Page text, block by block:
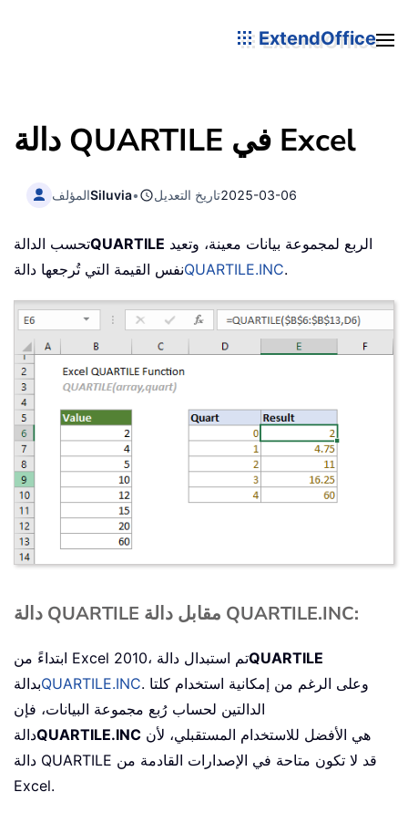
ExtendOffice
دالة QUARTILE في Excel
المؤلفSiluvia• تاريخ التعديل2025-03-06
تحسب الدالةQUARTILE
نفس القيمة التي تُرجعها دالةQUARTILE.INC.
دالة QUARTILE مقابل دالة QUARTILE.INC:
ابتداءً من Excel 2010، تم استبدال دالةQUARTILE
بدالةQUARTILE.INC. وعلى الرغم من إمكانية استخدام كلتا
الدالتين لحساب رُبع مجموعة البيانات، فإن
دالةQUARTILE.INC
دالة QUARTILE قد لا تكون متاحة في الإصدارات القادمة من
Excel.